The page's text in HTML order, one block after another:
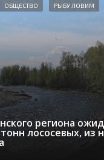
региона
лососевых, из
ОБЩЕСТВО РЫБУ ЛОВИМ